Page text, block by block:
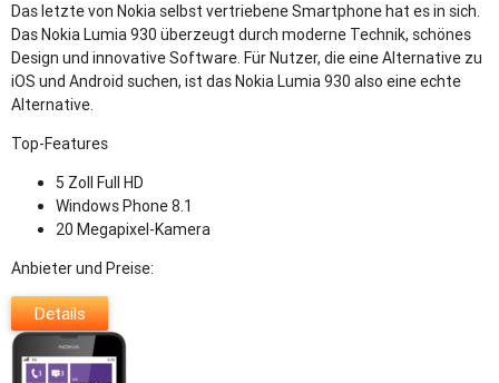
Das letzte von Nokia selbst vertriebene Smartphone hat es in sich.
Das Nokia Lumia 930 überzeugt durch moderne Technik, schönes
Design und innovative Software. Für Nutzer, die eine Alternative zu
iOS und Android suchen, ist das Nokia Lumia 930 also eine echte
Alternative.
Top-Features
5 Zoll Full HD
Windows Phone 8.1
20 Megapixel-Kamera
Anbieter und Preise:
Details